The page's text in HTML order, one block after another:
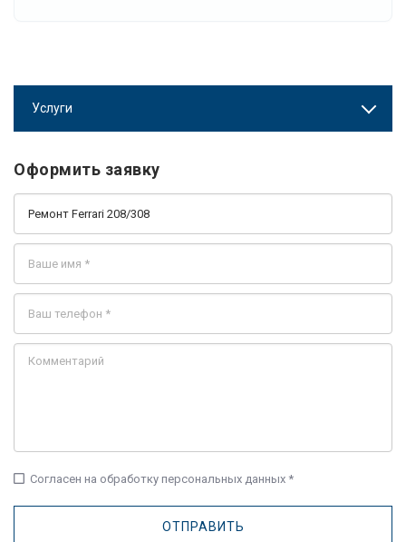
Услуги
Оформить заявку
check_box_outline_blank Согласен на обработку персональных данных *